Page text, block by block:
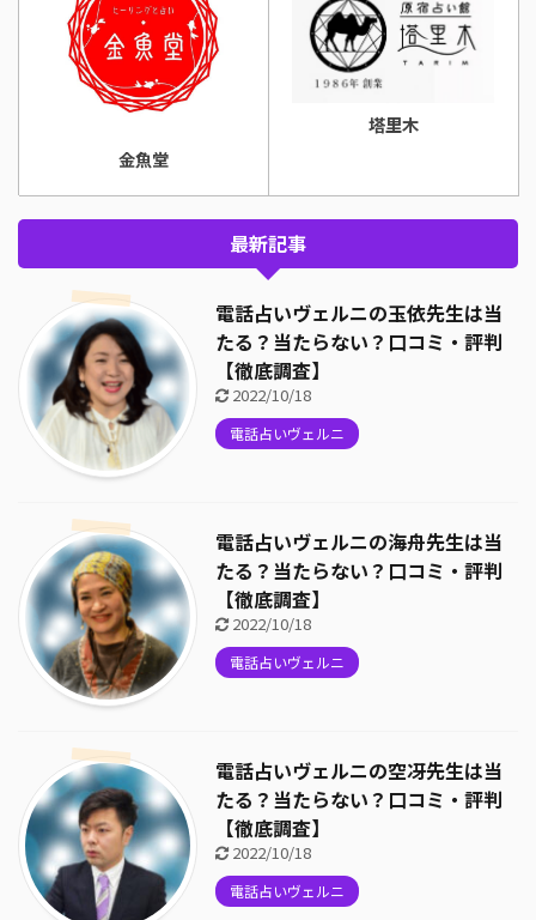
金魚堂
塔里木
最新記事
電話占いヴェルニの玉依先生は当
たる？当たらない？口コミ・評判
【徹底調査】
2022/10/18
電話占いヴェルニ
電話占いヴェルニの海舟先生は当
たる？当たらない？口コミ・評判
【徹底調査】
2022/10/18
電話占いヴェルニ
電話占いヴェルニの空冴先生は当
たる？当たらない？口コミ・評判
【徹底調査】
2022/10/18
電話占いヴェルニ